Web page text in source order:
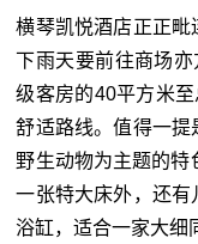
横琴凯悦酒店正正
下雨天要前往商场亦
级客房的40平方米
舒适路线。值得一
野生动物为主题的特
一张特大床外，还
浴缸，适合一家大细